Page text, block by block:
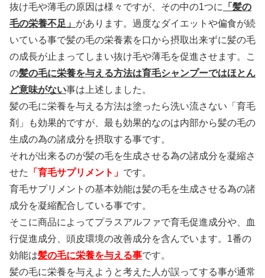
抜け毛や薄毛の原因は様々ですが、その中の1つに
「髪の
毛の栄養不足」 があります。過度なダイエットや偏食が続
いている事で髪の毛の栄養素を口から摂取出来ずに髪の毛
の成長が止まってしまい抜け毛や薄毛を促進させます。こ
の髪の毛に栄養を与える方法は育毛シャンプーではほとん
ど意味がない事は上述しました。
髪の毛に栄養を与える方法は塗ったら洗い流さない「育毛
剤」も効果的ですが、最も効果的なのは内部から髪の毛の
生成の為の諸成分を摂取する事です。
それが出来るのが髪の毛を生成させる為の諸成分を凝縮さ
せた
「育毛サプリメント」 です。
育毛サプリメントの基本効能は髪の毛を生成させる為の諸
成分を凝縮配合している事です。
そこに商品によってプラスアルファで育毛促進成分や、血
行促進成分、頭皮環境の改善成分を含んでいます。1番の
効能は髪の毛に栄養を与える事です。
髪の毛に栄養を与えようと考えた人が誤ってする事が通常